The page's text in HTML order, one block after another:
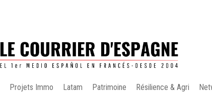
Projets Immo Latam Patrimoine Résilience & Agri